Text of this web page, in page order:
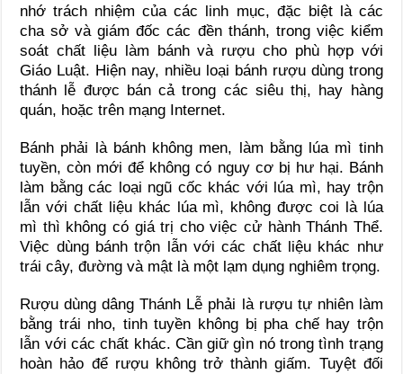
nhớ trách nhiệm của các linh mục, đặc biệt là các
cha sở và giám đốc các đền thánh, trong việc kiểm
soát chất liệu làm bánh và rượu cho phù hợp với
Giáo Luật. Hiện nay, nhiều loại bánh rượu dùng trong
thánh lễ được bán cả trong các siêu thị, hay hàng
quán, hoặc trên mạng Internet.
Bánh phải là bánh không men, làm bằng lúa mì tinh
tuyền, còn mới để không có nguy cơ bị hư hại. Bánh
làm bằng các loại ngũ cốc khác với lúa mì, hay trộn
lẫn với chất liệu khác lúa mì, không được coi là lúa
mì thì không có giá trị cho việc cử hành Thánh Thể.
Việc dùng bánh trộn lẫn với các chất liệu khác như
trái cây, đường và mật là một lạm dụng nghiêm trọng.
Rượu dùng dâng Thánh Lễ phải là rượu tự nhiên làm
bằng trái nho, tinh tuyền không bị pha chế hay trộn
lẫn với các chất khác. Cần giữ gìn nó trong tình trạng
hoàn hảo để rượu không trở thành giấm. Tuyệt đối